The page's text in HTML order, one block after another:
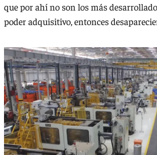
que por ahí no son los más
poder adquisitivo, entonces